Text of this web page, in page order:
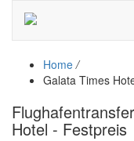
Home /
Galata Times
Hotel - Festpreis